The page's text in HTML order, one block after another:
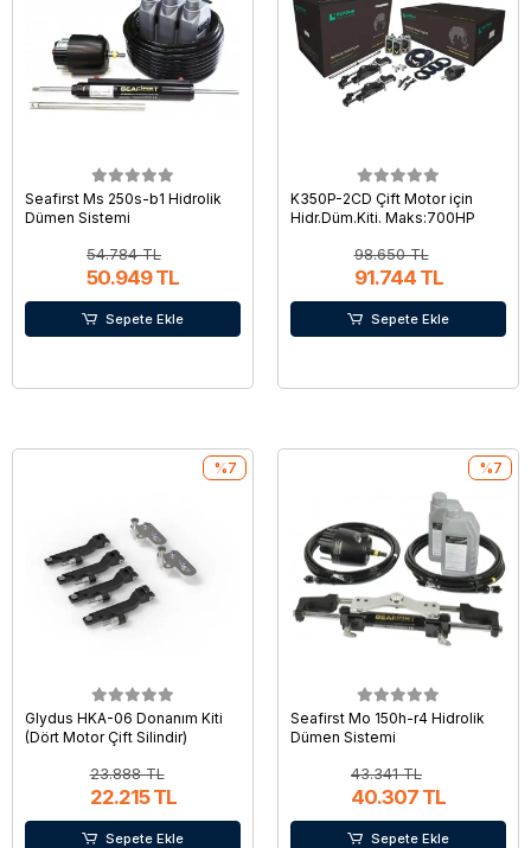
Seafirst Ms 250s-b1 Hidrolik
Dümen Sistemi
54.784 TL
50.949 TL
Sepete Ekle
K350P-2CD Çift Motor için
Hidr.Düm.Kiti. Maks:700HP
98.650 TL
91.744 TL
Sepete Ekle
Glydus HKA-06 Donanım Kiti
(Dört Motor Çift Silindir)
23.888 TL
22.215 TL
%7
Sepete Ekle
Seafirst Mo 150h-r4 Hidrolik
Dümen Sistemi
43.341 TL
40.307 TL
%7
Sepete Ekle